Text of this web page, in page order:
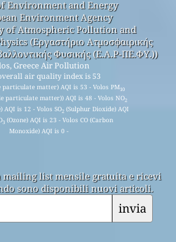
Environment and Energy
Environment Agency
of Atmospheric Pollution and
(Εργαστήριο Ατμοσφαιρικής
Φυσικής (Ε.Α.Ρ-ΠΕ.ΦΥ.))
Greece Air Pollution
air quality index is 53
particulate matter) AQI is 53 - Volos PM10
particulate matter)) AQI is 48 - Volos NO2
AQI is 12 - Volos SO2(Sulphur Dioxide) AQI
3 (Ozone) AQI is 23 - Volos CO (Carbon
Monoxide) AQI is 0 -
list mensile gratuita e ricevi
sono disponibili nuovi articoli.
invia